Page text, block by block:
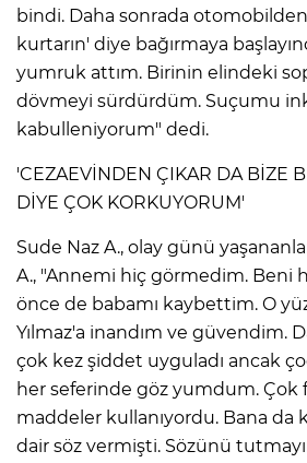
bindi. Daha sonrada
kurtarın' diye bağırmaya
yumruk attım. Birinin elindeki
dövmeyi sürdürdüm. Suçumu
kabulleniyorum" dedi.
'CEZAEVİNDEN ÇIKAR DA BİZE
DİYE ÇOK KORKUYORUM'
Sude Naz A., olay günü
A., "Annemi hiç görmedim. Beni
önce de babamı kaybettim. O
Yılmaz'a inandım ve güvendim.
çok kez şiddet uyguladı ancak
her seferinde göz yumdum. Çok
maddeler kullanıyordu. Bana da
dair söz vermişti. Sözünü